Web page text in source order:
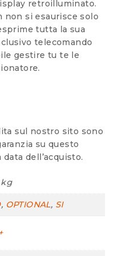
retroilluminato.
non si esaurisce solo
tutta la sua
telecomando
gestire tu te le
sul nostro sito sono
su questo
dell’acquisto.
, OPTIONAL, SI